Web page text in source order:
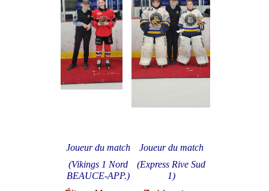
Joueur du match
(Vikings 1 Nord
BEAUCE-APP.)
Joueur du match
(Express Rive Sud
1)